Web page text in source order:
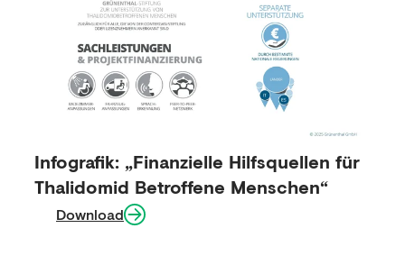
Infografik: „Finanzielle Hilfsquellen für
Thalidomid Betroffene Menschen“
Download